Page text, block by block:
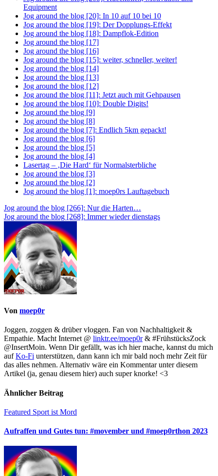
Equipment
Jog around the blog [20]: In 10 auf 10 bei 10
Jog around the blog [19]: Der Dopplungs-Effekt
Jog around the blog [18]: Dampflok-Edition
Jog around the blog [17]
Jog around the blog [16]
Jog around the blog [15]: weiter, schneller, weiter!
Jog around the blog [14]
Jog around the blog [13]
Jog around the blog [12]
Jog around the blog [11]: Jetzt auch mit Gehpausen
Jog around the blog [10]: Double Digits!
Jog around the blog [9]
Jog around the blog [8]
Jog around the blog [7]: Endlich 5km gepackt!
Jog around the blog [6]
Jog around the blog [5]
Jog around the blog [4]
Lasertag – ‚Die Hard‘ für Normalsterbliche
Jog around the blog [3]
Jog around the blog [2]
Jog around the blog [1]: moep0rs Lauftagebuch
Beitragsnavigation
Jog around the blog [266]: Nur die Harten…
Jog around the blog [268]: Immer wieder dienstags
Von moep0r
Joggen, zoggen & drüber vloggen. Fan von Nachhaltigkeit &
Empathie. Macht Internet @ linktr.ee/moep0r& #FrühstücksZock
@InsertMoin. Wenn Dir gefällt, was ich hier mache, kannst du mich
aufKo-Fi unterstützen, dann kann ich mir bald noch mehr Zeit für
das alles nehmen. Alternativ wäre ein Kommentar unter diesem
Artikel (ja, genau diesem hier) auch super knorke! <3
Ähnlicher Beitrag
Featured Sport ist Mord
Aufraffen und Gutes tun: #movember und #moep0rthon 2023